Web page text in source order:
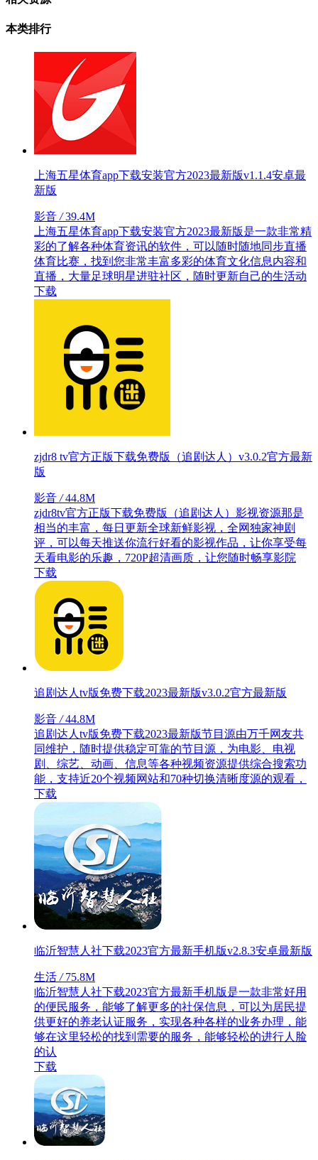
本类排行
上海五星体育app下载安装官方2023最新版v1.1.4安卓最
新版
影音/39.4M
上海五星体育app下载安装官方2023最新版是一款非常精
彩的了解各种体育资讯的软件，可以随时随地同步直播
体育比赛，找到您非常丰富多彩的体育文化信息内容和
直播，大量足球明星进驻社区，随时更新自己的生活动
下载
zjdr8 tv官方正版下载免费版（追剧达人）v3.0.2官方最新
版
影音/44.8M
zjdr8tv官方正版下载免费版（追剧达人）影视资源那是
相当的丰富，每日更新全球新鲜影视，全网独家神剧
评，可以每天推送你流行好看的影视作品，让你享受每
天看电影的乐趣，720P超清画质，让您随时畅享影院
下载
追剧达人tv版免费下载2023最新版v3.0.2官方最新版
影音/44.8M
追剧达人tv版免费下载2023最新版节目源由万千网友共
同维护，随时提供稳定可靠的节目源，为电影、电视
剧、综艺、动画、信息等各种视频资源提供综合搜索功
能，支持近20个视频网站和70种切换清晰度源的观看，
下载
临沂智慧人社下载2023官方最新手机版v2.8.3安卓最新版
生活/75.8M
临沂智慧人社下载2023官方最新手机版是一款非常好用
的便民服务，能够了解更多的社保信息，可以为居民提
供更好的养老认证服务，实现各种各样的业务办理，能
够在这里轻松的找到需要的服务，能够轻松的进行人脸
的认
下载